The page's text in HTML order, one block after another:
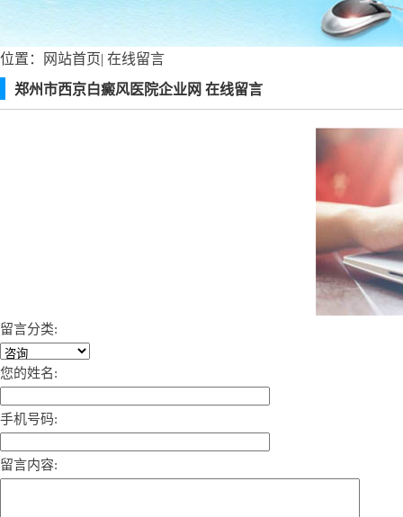
位置： 网站首页| 在线留言
郑州市西京白癜风医院企业网 在线留言
留言分类:
您的姓名:
手机号码:
留言内容: